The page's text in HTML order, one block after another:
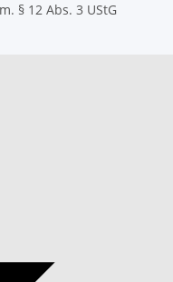
§ 12 Abs. 3 UStG